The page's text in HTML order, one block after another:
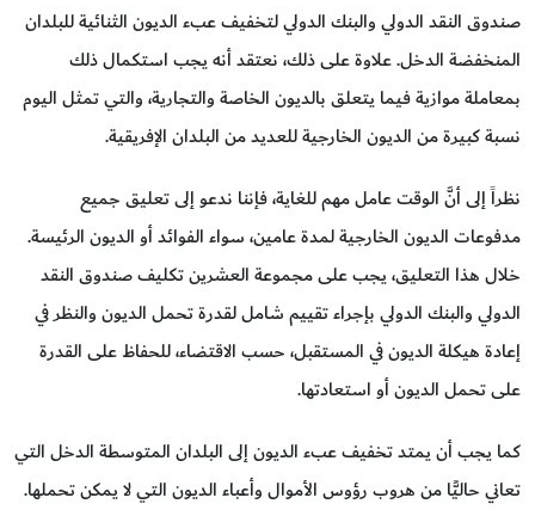
صندوق النقد الدولي والبنك الدولي لتخفيف عبء الديون الثنائية للبلدان
المنخفضة الدخل. علاوة على ذلك، نعتقد أنه يجب استكمال ذلك
بمعاملة موازية فيما يتعلق بالديون الخاصة والتجارية، والتي تمثل اليوم
نسبة كبيرة من الديون الخارجية للعديد من البلدان الإفريقية.
نظراً إلى أنَّ الوقت عامل مهم للغاية، فإننا ندعو إلى تعليق جميع
مدفوعات الديون الخارجية لمدة عامين، سواء الفوائد أو الديون الرئيسة.
خلال هذا التعليق، يجب على مجموعة العشرين تكليف صندوق النقد
الدولي والبنك الدولي بإجراء تقييم شامل لقدرة تحمل الديون والنظر في
إعادة هيكلة الديون في المستقبل، حسب الاقتضاء، للحفاظ على القدرة
على تحمل الديون أو استعادتها.
كما يجب أن يمتد تخفيف عبء الديون إلى البلدان المتوسطة الدخل التي
تعاني حاليًّا من هروب رؤوس الأموال وأعباء الديون التي لا يمكن تحملها.